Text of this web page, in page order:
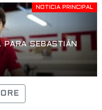
NOTICIA PRINCIPAL
PARA SEBASTIÁN